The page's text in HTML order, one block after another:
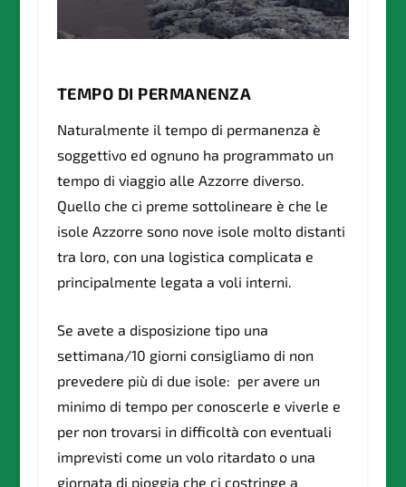
TEMPO DI PERMANENZA
Naturalmente il tempo di permanenza è
soggettivo ed ognuno ha programmato un
tempo di viaggio alle Azzorre diverso.
Quello che ci preme sottolineare è che le
isole Azzorre sono nove isole molto distanti
tra loro, con una logistica complicata e
principalmente legata a voli interni.
Se avete a disposizione tipo una
settimana/10 giorni consigliamo di non
prevedere più di due isole: per avere un
minimo di tempo per conoscerle e viverle e
per non trovarsi in difficoltà con eventuali
imprevisti come un volo ritardato o una
giornata di pioggia che ci costringe a